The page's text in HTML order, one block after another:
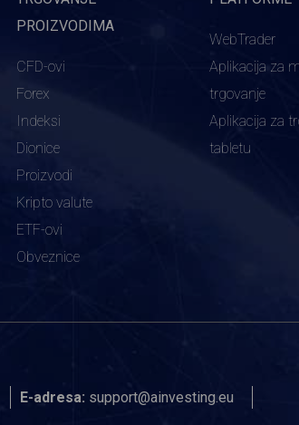
PROIZVODIMA
CFD-ovi
Forex
Indeksi
Dionice
Proizvodi
Kripto valute
ETF-ovi
Obveznice
WebTrader
Aplikacija za
trgovanje
Aplikacija za
tabletu
E-adresa: support@ainvesting.eu